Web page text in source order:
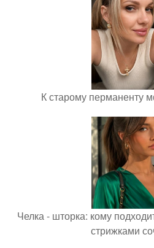
К старому перманенту
Челка - шторка: кому
стрижками